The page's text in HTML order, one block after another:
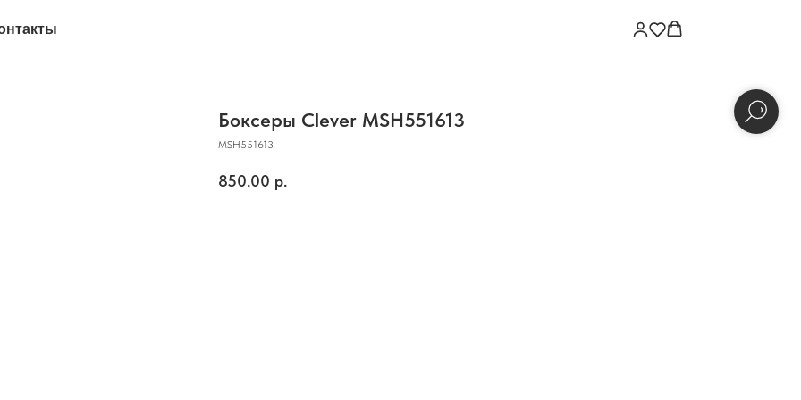
Боксеры Clever MSH551613
MSH551613
850.00 р.